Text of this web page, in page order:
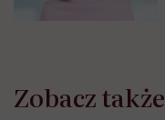
Zobacz także